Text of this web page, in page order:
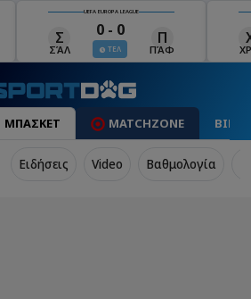
UEFA EUROPA LEAGUE
ΧΡΆ
0 - 1
ΤΕΛ
Μ
ΜΠΕ ΛΊΝ
ΜΠΑΣΚΕΤ MATCHZONE
Ειδήσεις Video Βαθμολογία